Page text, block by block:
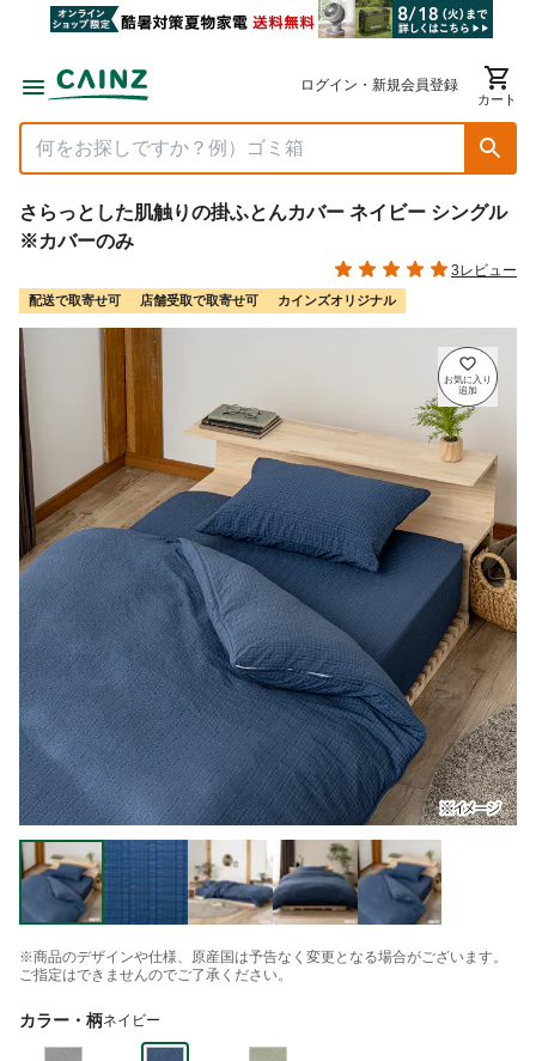
ログイン・新規会員登録
カート
さらっとした肌触りの掛ふとんカバー ネイビー シングル
※カバーのみ
3レビュー
配送で取寄せ可 店舗受取で取寄せ可 カインズオリジナル
※商品のデザインや仕様、原産国は予告なく変更となる場合がございます。
ご指定はできませんのでご了承ください。
カラー・柄ネイビー